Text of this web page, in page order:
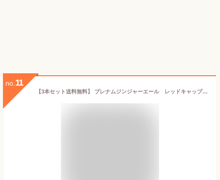
no. 11
【3本セット送料無料】 ブレナムジンジャーエール レッドキャップ 355ml×3本 ※北海道・九州・沖縄県は送料無料対象外 ジンジャーエール 辛口 [T.1542.SE]